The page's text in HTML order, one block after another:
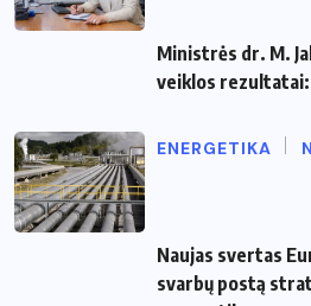
Ministrės dr. M.
veiklos rezultatai:
ENERGETIKA
Naujas svertas
svarbų postą